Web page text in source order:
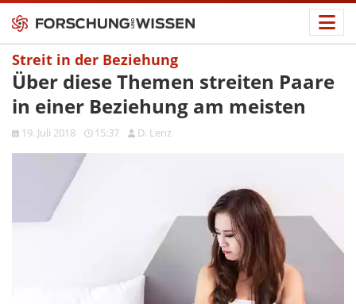
Streit in der Beziehung
Über diese Themen streiten Paare
in einer Beziehung am meisten
19. Juli 2018 15:37 D. Lenz